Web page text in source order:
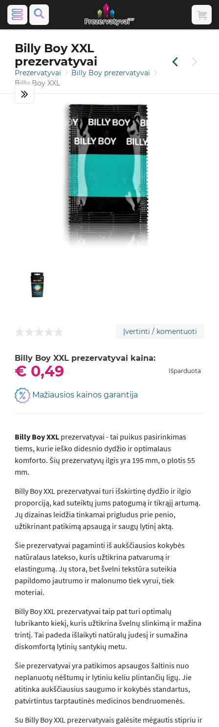
Billy Boy XXL
prezervatyvai
Prezervatyvai
Billy Boy prezervatyvai
Billy Boy XXL
Įvertinti / komentuoti
Billy Boy XXL prezervatyvai kaina:
€ 0,49 Išparduota
Mažiausios kainos garantija
Billy Boy XXL prezervatyvai - tai puikus pasirinkimas
tiems, kurie ieško didesnio dydžio ir optimalaus
komforto. Šių prezervatyvų ilgis yra 195 mm, o plotis 55
mm.
Billy Boy XXL prezervatyvai turi išskirtinę dydžio ir ilgio
proporciją, kad suteiktų jums patogumą ir tikrąjį artumą.
Jų dizainas leidžia tinkamai prigludus prie penio,
užtikrinant patikimą apsaugą ir saugų lytinį aktą.
Šie prezervatyvai pagaminti iš aukščiausios kokybės
natūralaus latekso, kuris užtikrina patvarumą ir
elastingumą. Jų stora, bet švelni tekstūra suteikia
papildomo jautrumo ir malonumo tiek vyrui, tiek
moteriai.
Billy Boy XXL prezervatyvai taip pat turi optimalų
lubrikanto kiekį, kuris užtikrina švelnų slinkimą ir mažina
trintį. Tai padeda išlaikyti natūralų judesį ir sumažina
diskomfortą lytinių santykių metu.
Šie prezervatyvai yra patikimos apsaugos šaltinis nuo
neplanuotų nėštumų ir lytiniu keliu plintančių ligų. Jie
atitinka aukščiausius saugumo ir kokybės standartus,
patvirtintus tarptautinės medicinos bendruomenės.
Su Billy Boy XXL prezervatyvais galėsite mėgautis stipriu ir